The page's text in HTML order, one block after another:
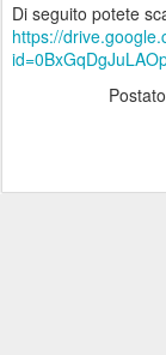
Di seguito potete
https://
Postato